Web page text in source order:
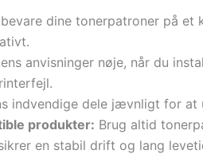
dine tonerpatroner på
anvisninger nøje, når du
indvendige dele jævnligt for
produkter: Brug altid
en stabil drift og lang